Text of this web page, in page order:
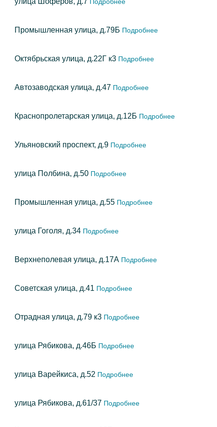
Промышленная улица, д.79Б Подробнее
Октябрьская улица, д.22Г к3 Подробнее
Автозаводская улица, д.47 Подробнее
Краснопролетарская улица, д.12Б Подробнее
Ульяновский проспект, д.9 Подробнее
улица Полбина, д.50 Подробнее
Промышленная улица, д.55 Подробнее
улица Гоголя, д.34 Подробнее
Верхнеполевая улица, д.17А Подробнее
Советская улица, д.41 Подробнее
Отрадная улица, д.79 к3 Подробнее
улица Рябикова, д.46Б Подробнее
улица Варейкиса, д.52 Подробнее
улица Рябикова, д.61/37 Подробнее